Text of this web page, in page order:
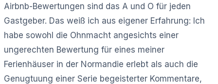
Airbnb-Bewertungen sind das A und O für jeden
Gastgeber. Das weiß ich aus eigener Erfahrung: Ich
habe sowohl die Ohnmacht angesichts einer
ungerechten Bewertung für eines meiner
Ferienhäuser in der Normandie erlebt als auch die
Genugtuung einer Serie begeisterter Kommentare,